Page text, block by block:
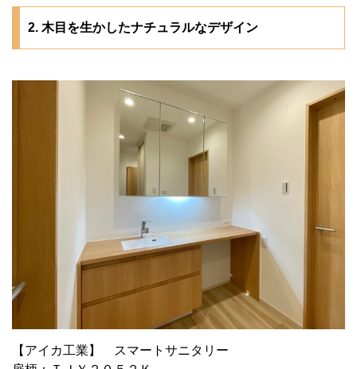
2. 木目を生かしたナチュラルなデザイン
【アイカ工業】 スマートサニタリー